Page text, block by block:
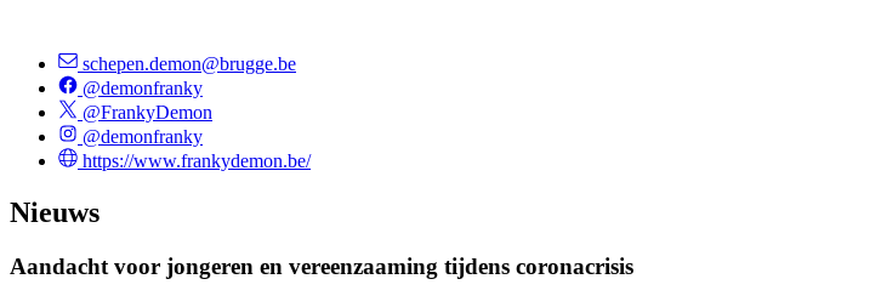
schepen.demon@brugge.be
@demonfranky
@FrankyDemon
@demonfranky
https://www.frankydemon.be/
Nieuws
Aandacht voor jongeren en vereenzaaming tijdens coronacrisis